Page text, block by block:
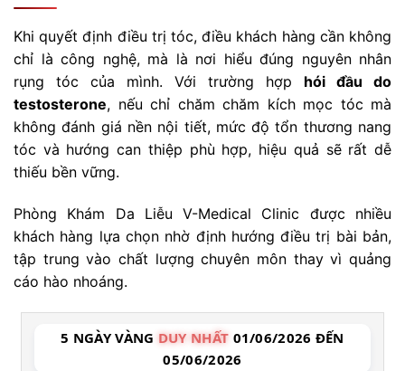
Khi quyết định điều trị tóc, điều khách hàng cần không
chỉ là công nghệ, mà là nơi hiểu đúng nguyên nhân
rụng tóc của mình. Với trường hợp hói đầu do
testosterone, nếu chỉ chăm chăm kích mọc tóc mà
không đánh giá nền nội tiết, mức độ tổn thương nang
tóc và hướng can thiệp phù hợp, hiệu quả sẽ rất dễ
thiếu bền vững.
Phòng Khám Da Liễu V-Medical Clinic được nhiều
khách hàng lựa chọn nhờ định hướng điều trị bài bản,
tập trung vào chất lượng chuyên môn thay vì quảng
cáo hào nhoáng.
5 NGÀY VÀNG DUY NHẤT 01/06/2026 ĐẾN
05/06/2026